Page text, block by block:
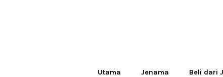
Utama Jenama Beli dari